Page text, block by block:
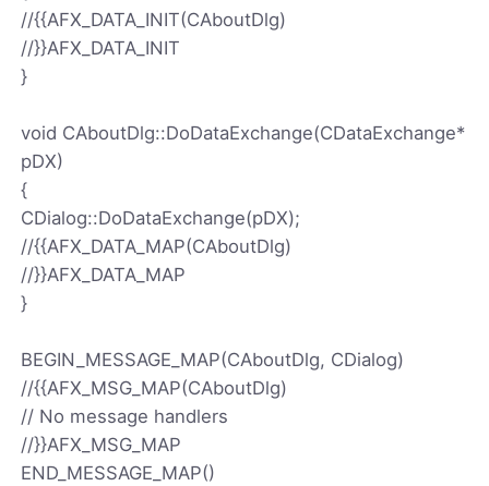
//{{AFX_DATA_INIT(CAboutDlg)
//}}AFX_DATA_INIT
}
void CAboutDlg::DoDataExchange(CDataExchange*
pDX)
{
CDialog::DoDataExchange(pDX);
//{{AFX_DATA_MAP(CAboutDlg)
//}}AFX_DATA_MAP
}
BEGIN_MESSAGE_MAP(CAboutDlg, CDialog)
//{{AFX_MSG_MAP(CAboutDlg)
// No message handlers
//}}AFX_MSG_MAP
END_MESSAGE_MAP()